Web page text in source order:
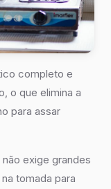
completo e
o que elimina a
para assar
exige grandes
tomada para